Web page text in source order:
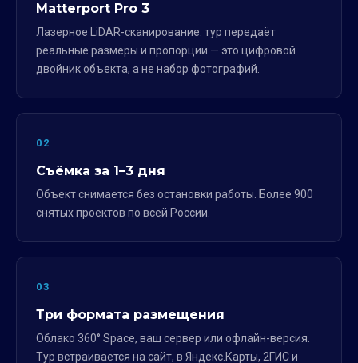
Matterport Pro 3
Лазерное LiDAR-сканирование: тур передаёт
реальные размеры и пропорции — это цифровой
двойник объекта, а не набор фотографий.
02
Съёмка за 1–3 дня
Объект снимается без остановки работы. Более 900
снятых проектов по всей России.
03
Три формата размещения
Облако 360° Space, ваш сервер или офлайн-версия.
Тур встраивается на сайт, в Яндекс.Карты, 2ГИС и